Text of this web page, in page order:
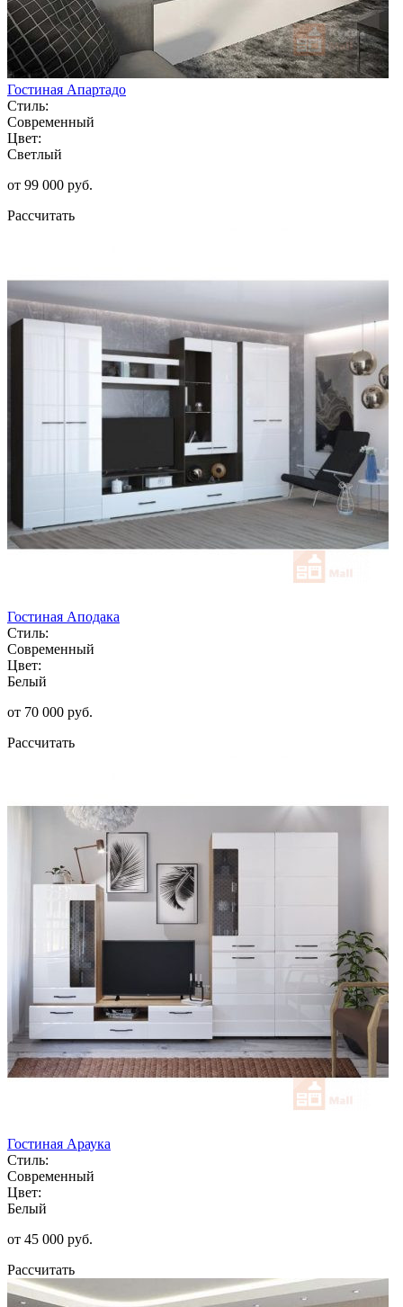
Гостиная Апартадо
Стиль:
Современный
Цвет:
Светлый
от 99 000 руб.
Рассчитать
Гостиная Аподака
Стиль:
Современный
Цвет:
Белый
от 70 000 руб.
Рассчитать
Гостиная Араука
Стиль:
Современный
Цвет:
Белый
от 45 000 руб.
Рассчитать